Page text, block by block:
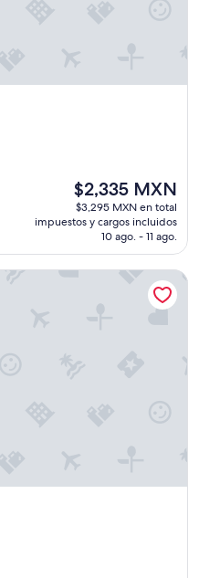
El
precio
actual
de
$2,335 MXN
$2,335 MXN
$3,295 MXN en total
impuestos y cargos incluidos
10 ago. - 11 ago.